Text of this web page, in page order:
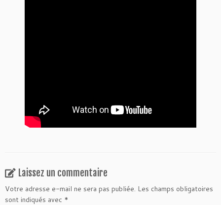
Laissez un commentaire
Votre adresse e-mail ne sera pas publiée. Les champs obligatoires
sont indiqués avec *